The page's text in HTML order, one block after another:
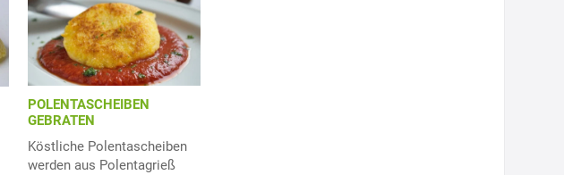
POLENTASCHEIBEN
GEBRATEN
Köstliche Polentascheiben
werden aus Polentagrieß